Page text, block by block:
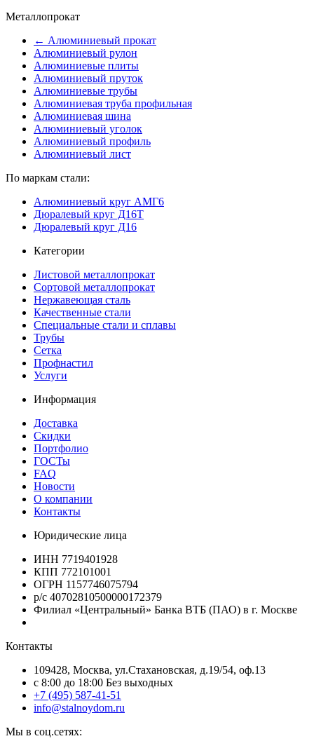
Металлопрокат
← Алюминиевый прокат
Алюминиевый рулон
Алюминиевые плиты
Алюминиевый пруток
Алюминиевые трубы
Алюминиевая труба профильная
Алюминиевая шина
Алюминиевый уголок
Алюминиевый профиль
Алюминиевый лист
По маркам стали:
Алюминиевый круг АМГ6
Дюралевый круг Д16Т
Дюралевый круг Д16
Категории
Листовой металлопрокат
Сортовой металлопрокат
Нержавеющая сталь
Качественные стали
Специальные стали и сплавы
Трубы
Сетка
Профнастил
Услуги
Информация
Доставка
Скидки
Портфолио
ГОСТы
FAQ
Новости
О компании
Контакты
Юридические лица
ИНН 7719401928
КПП 772101001
ОГРН 1157746075794
р/с 40702810500000172379
Филиал «Центральный» Банка ВТБ (ПАО) в г. Москве
Контакты
109428, Москва, ул.Стахановская, д.19/54, оф.13
c 8:00 до 18:00 Без выходных
+7 (495) 587-41-51
info@stalnoydom.ru
Мы в соц.сетях: